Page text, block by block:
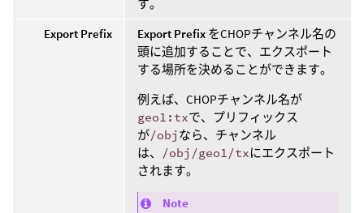
す。
Export Prefix
Export Prefix をCHOPチャンネル名の
頭に追加することで、エクスポート
する場所を決めることができます。
例えば、CHOPチャンネル名が
geo1:txで、プリフィックス
が/obj なら、チャンネル
は、
/obj/geo1/txにエクスポート
されます。
Note